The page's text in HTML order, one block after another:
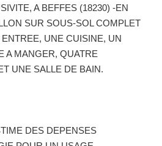
A BEFFES (18230) -EN
SUR SOUS-SOL COMPLET
UNE CUISINE, UN
A MANGER, QUATRE
UNE SALLE DE BAIN.
DES DEPENSES